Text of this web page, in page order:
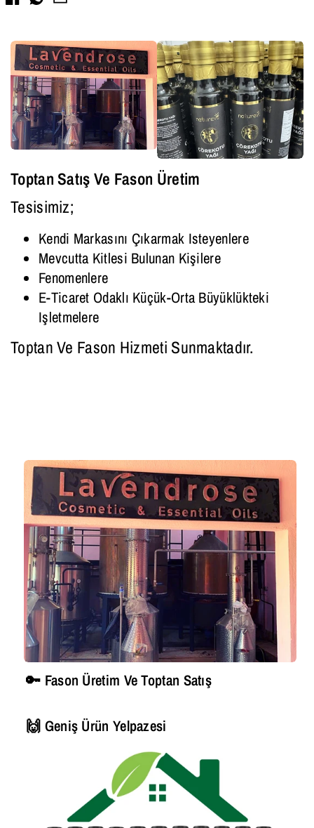
Facebook
Toptan Satış Ve Fason Üretim
Tesisimiz;
Kendi Markasını Çıkarmak Isteyenlere
Mevcutta Kitlesi Bulunan Kişilere
Fenomenlere
E-Ticaret Odaklı Küçük-Orta Büyüklükteki
Işletmelere
Toptan Ve Fason Hizmeti Sunmaktadır.
🔑 Fason Üretim Ve Toptan Satış
🙌 Geniş Ürün Yelpazesi